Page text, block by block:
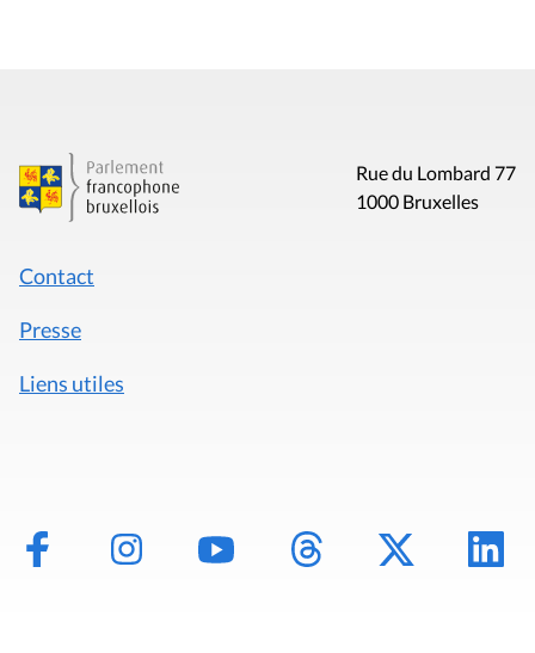
Rue du Lombard 77
1000 Bruxelles
Contact
Presse
Liens utiles